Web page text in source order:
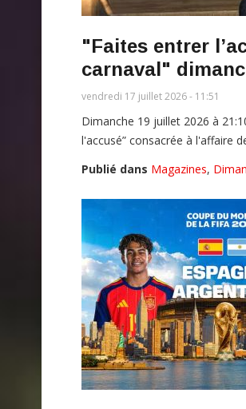
"Faites entrer
carnaval"
vendredi 17 juillet 2026 - 11:51
Dimanche 19 juillet 2026 à
l'accusé” consacrée à l'affaire
Publié dans Magazines,